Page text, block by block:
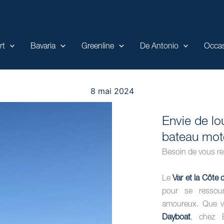
Bavaria Greenline De Antonio
voiliers Bateaux Moteur
8 mai 2024
Envie de
bateau
Besoin de vous
LeVar et la Côte
pour se
amoureux. Que
Dayboat, chez